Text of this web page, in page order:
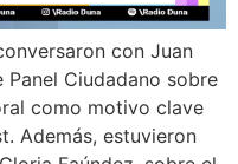
con Juan
Panel Ciudadano sobre
como motivo clave
Además, estuvieron